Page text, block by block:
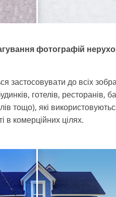
фотографій
застосовувати до всіх
готелів, ресторанів,
тощо), які
в комерційних цілях.